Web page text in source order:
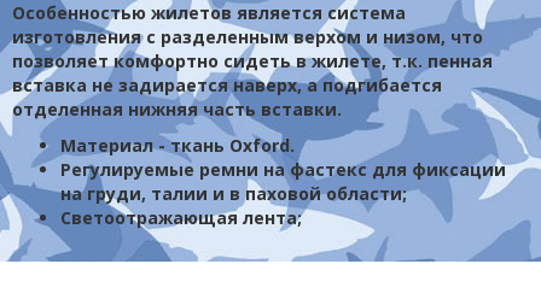
Особенностью жилетов является система
изготовления с разделенным верхом и низом, что
позволяет комфортно сидеть в жилете, т.к. пенная
вставка не задирается наверх, а подгибается
отделенная нижняя часть вставки.
Материал - ткань Oxford.
Регулируемые ремни на фастекс для фиксации
на груди, талии и в паховой области;
Светоотражающая лента;